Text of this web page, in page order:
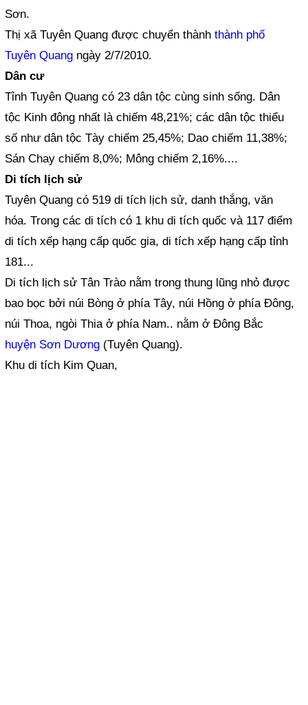
Sơn.
Thị xã Tuyên Quang được chuyển thànhthành phố
Tuyên Quang ngày 2/7/2010.
Dân cư
Tỉnh Tuyên Quang có 23 dân tộc cùng sinh sống. Dân
tộc Kinh đông nhất là chiếm 48,21%; các dân tộc thiểu
số như dân tộc Tày chiếm 25,45%; Dao chiếm 11,38%;
Sán Chay chiếm 8,0%; Mông chiếm 2,16%....
Di tích lịch sử
Tuyên Quang có 519 di tích lịch sử, danh thắng, văn
hóa. Trong các di tích có 1 khu di tích quốc và 117 điểm
di tích xếp hạng cấp quốc gia, di tích xếp hạng cấp tỉnh
181...
Di tích lịch sử Tân Trào nằm trong thung lũng nhỏ được
bao bọc bởi núi Bòng ở phía Tây, núi Hồng ở phía Đông,
núi Thoa, ngòi Thia ở phía Nam.. nằm ở Đông Bắc
huyện Sơn Dương (Tuyên Quang).
Khu di tích Kim Quan,